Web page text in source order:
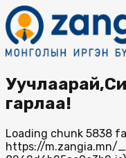
гарлаа!
Loading chunk 5838
https://m.zangia.mn/